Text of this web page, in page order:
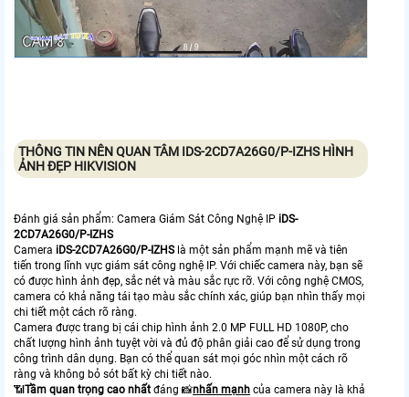
THÔNG TIN NÊN QUAN TÂM IDS-2CD7A26G0/P-IZHSHÌNH
ẢNH ĐẸP HIKVISION
Đánh giá sản phẩm: Camera Giám Sát Công Nghệ IP iDS-
2CD7A26G0/P-IZHS
Camera iDS-2CD7A26G0/P-IZHS là một sản phẩm mạnh mẽ và tiên
tiến trong lĩnh vực giám sát công nghệ IP. Với chiếc camera này, bạn sẽ
có được hình ảnh đẹp, sắc nét và màu sắc rực rỡ. Với công nghệ CMOS,
camera có khả năng tái tạo màu sắc chính xác, giúp bạn nhìn thấy mọi
chi tiết một cách rõ ràng.
Camera được trang bị cái chip hình ảnh 2.0 MP FULL HD 1080P, cho
chất lượng hình ảnh tuyệt vời và đủ độ phân giải cao để sử dụng trong
công trình dân dụng. Bạn có thể quan sát mọi góc nhìn một cách rõ
ràng và không bỏ sót bất kỳ chi tiết nào.
📶Tầm quan trọng cao nhất đáng 📸nhấn mạnh của camera này là khả